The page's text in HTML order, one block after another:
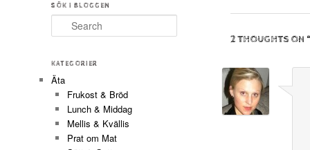
2 THOUGHTS ON
SÖK I BLOGGEN
Search
KATEGORIER
Äta
Frukost & Bröd
Lunch & Middag
Mellis & Kvällis
Prat om Mat